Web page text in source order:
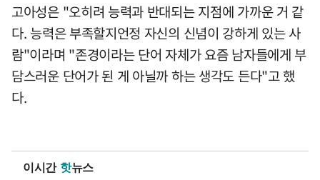
고아성은 "오히려 능력과 반대되는 지점에 가까운 거 같
다. 능력은 부족할지언정 자신의 신념이 강하게 있는 사
람"이라며 "존경이라는 단어 자체가 요즘 남자들에게 부
담스러운 단어가 된 게 아닐까 하는 생각도 든다"고 했
다.
이시간 핫뉴스